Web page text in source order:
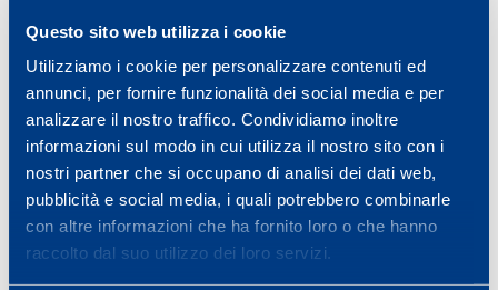
Questo sito web utilizza i cookie
Utilizziamo i cookie per personalizzare contenuti ed
annunci, per fornire funzionalità dei social media e per
analizzare il nostro traffico. Condividiamo inoltre
informazioni sul modo in cui utilizza il nostro sito con i
nostri partner che si occupano di analisi dei dati web,
pubblicità e social media, i quali potrebbero combinarle
con altre informazioni che ha fornito loro o che hanno
raccolto dal suo utilizzo dei loro servizi.
Leggi tutto
03 Aprile 2017/ eventi
7° CONVEGNO MAPEI SPORT
Leggi tutto
«Previous page
Page
1 Page
2 Page
3 Page
4 Page
5